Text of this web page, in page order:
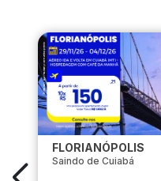
FLORIANÓPOLIS
Saindo de Cuiabá